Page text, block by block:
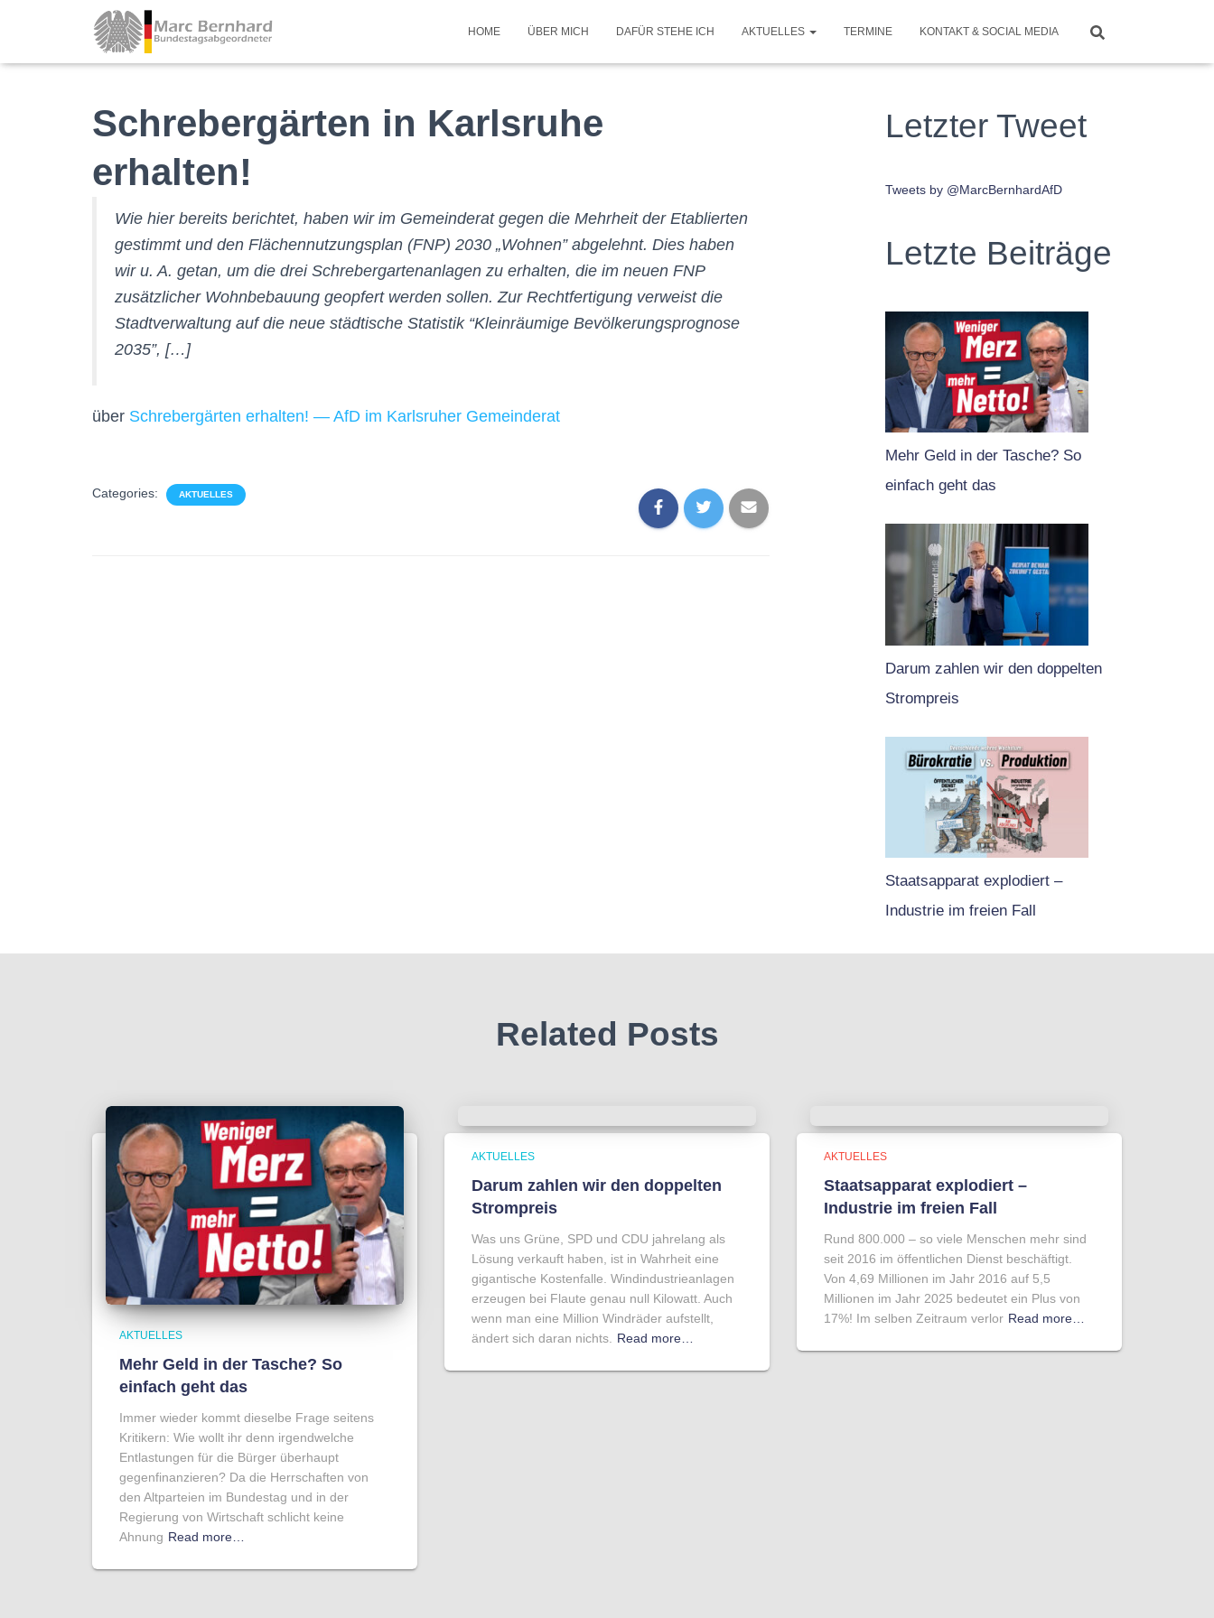
HOME ÜBER MICH DAFÜR STEHE ICH AKTUELLES TERMINE KONTAKT & SOCIAL MEDIA
Schrebergärten in Karlsruhe
erhalten!
Wie hier bereits berichtet, haben wir im Gemeinderat gegen die Mehrheit der Etablierten
gestimmt und den Flächennutzungsplan (FNP) 2030 „Wohnen” abgelehnt. Dies haben
wir u. A. getan, um die drei Schrebergartenanlagen zu erhalten, die im neuen FNP
zusätzlicher Wohnbebauung geopfert werden sollen. Zur Rechtfertigung verweist die
Stadtverwaltung auf die neue städtische Statistik “Kleinräumige Bevölkerungsprognose
2035”, […]
über Schrebergärten erhalten! — AfD im Karlsruher Gemeinderat
Categories: AKTUELLES
Letzter Tweet
Tweets by @MarcBernhardAfD
Letzte Beiträge
Mehr Geld in der Tasche? So
einfach geht das
Darum zahlen wir den doppelten
Strompreis
Staatsapparat explodiert –
Industrie im freien Fall
Related Posts
AKTUELLES
Mehr Geld in der Tasche? So
einfach geht das
Immer wieder kommt dieselbe Frage seitens
Kritikern: Wie wollt ihr denn irgendwelche
Entlastungen für die Bürger überhaupt
gegenfinanzieren? Da die Herrschaften von
den Altparteien im Bundestag und in der
Regierung von Wirtschaft schlicht keine
Ahnung Read more…
AKTUELLES
Darum zahlen wir den doppelten
Strompreis
Was uns Grüne, SPD und CDU jahrelang als
Lösung verkauft haben, ist in Wahrheit eine
gigantische Kostenfalle. Windindustrieanlagen
erzeugen bei Flaute genau null Kilowatt. Auch
wenn man eine Million Windräder aufstellt,
ändert sich daran nichts.
Read more…
AKTUELLES
Staatsapparat explodiert –
Industrie im freien Fall
Rund 800.000 – so viele Menschen mehr sind
seit 2016 im öffentlichen Dienst beschäftigt.
Von 4,69 Millionen im Jahr 2016 auf 5,5
Millionen im Jahr 2025 bedeutet ein Plus von
17%! Im selben Zeitraum verlor Read more…